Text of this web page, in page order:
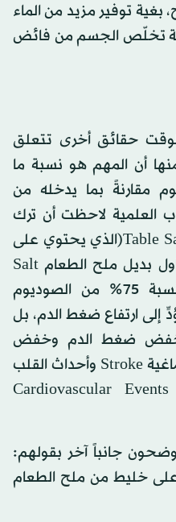
بغية توفير مزيد من الماء
تخلّص الجسم من فائض
حقائق أخرى تتعلق
أن المهم هو نسبة ما
مقارنةً بما يدخله من
العلمية لاحظت أن ترك
تناول ملح الطعام العادي Table Salt(الذي يحتوي على
صوديوم بنسبة 100%) وتناول بديل ملح الطعام Salt
Substitute (ملح مكون بنسبة 75% من الصوديوم
إلى ارتفاع ضغط الدم، بل
ضغط الدم وخفض
معدلات الإصابة بالسكتة الدماغية Stroke وأحداث القلب
والأوعية الدموية الرئيسية Cardiovascular Events
جانباً آخر بقولهم:
خليط من ملح الطعام